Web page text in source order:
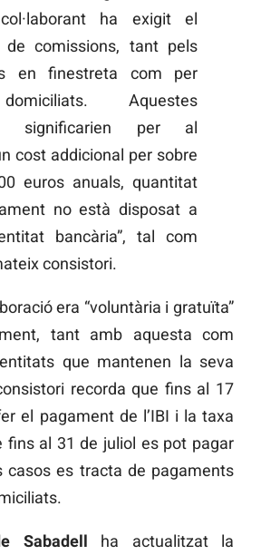
ha exigit el
de comissions, tant pels
en finestreta com per
Aquestes
significarien per al
cost addicional per sobre
euros anuals, quantitat
no està disposat a
bancària”, tal com
consistori.
era “voluntària i gratuïta”
tant amb aquesta com
que mantenen la seva
recorda que fins al 17
el pagament de l’IBI i la taxa
fins al 31 de juliol es pot pagar
casos es tracta de pagaments
Sabadell ha actualitzat la